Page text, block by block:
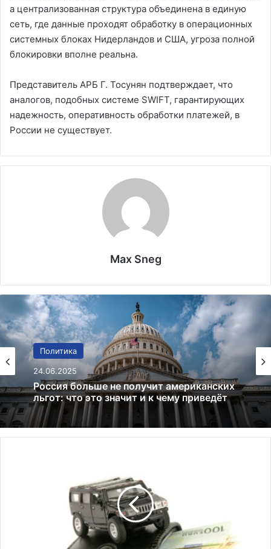
а централизованная структура объединена в единую
сеть, где данные проходят обработку в операционных
системных блоках Нидерландов и США, угроза полной
блокировки вполне реальна.
Представитель АРБ Г. Тосунян подтверждает, что
аналогов, подобных системе SWIFT, гарантирующих
надежность, оперативность обработки платежей, в
России не существует.
Max Sneg
Политика
24.06.2025
Финансы
02.01.2025
Bitcoin преодолевает $97 000:
криптовалютный рынок на подъеме